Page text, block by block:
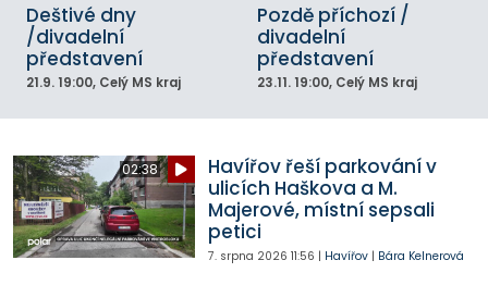
Deštivé dny
/divadelní
představení
21.9. 19:00, Celý MS kraj
Pozdě příchozí /
divadelní
představení
23.11. 19:00, Celý MS kraj
02:38
Havířov řeší parkování v
ulicích Haškova a M.
Majerové, místní sepsali
petici
7. srpna 2026 11:56 | Havířov| Bára Kelnerová